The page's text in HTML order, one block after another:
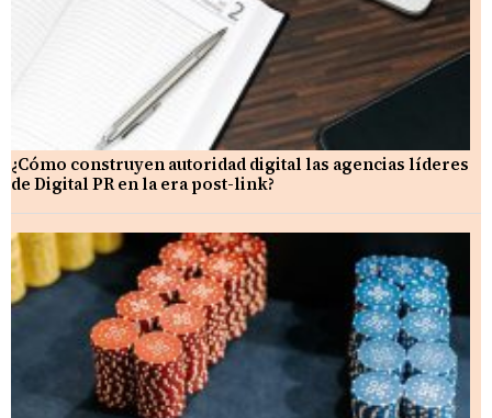
¿Cómo construyen autoridad digital las agencias líderes
de Digital PR en la era post-link?